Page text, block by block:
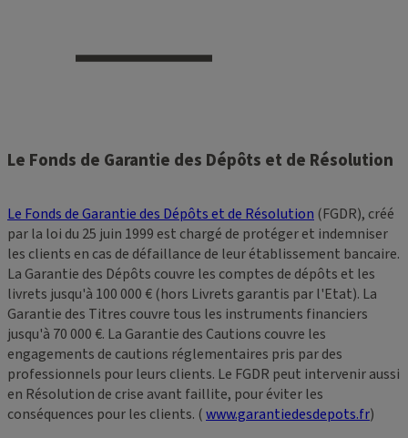
Le Fonds de Garantie des Dépôts et de Résolution
Le Fonds de Garantie des Dépôts et de Résolution (FGDR), créé
par la loi du 25 juin 1999 est chargé de protéger et indemniser
les clients en cas de défaillance de leur établissement bancaire.
La Garantie des Dépôts couvre les comptes de dépôts et les
livrets jusqu'à 100 000 € (hors Livrets garantis par l'Etat). La
Garantie des Titres couvre tous les instruments financiers
jusqu'à 70 000 €. La Garantie des Cautions couvre les
engagements de cautions réglementaires pris par des
professionnels pour leurs clients. Le FGDR peut intervenir aussi
en Résolution de crise avant faillite, pour éviter les
conséquences pour les clients. (www.garantiedesdepots.fr)